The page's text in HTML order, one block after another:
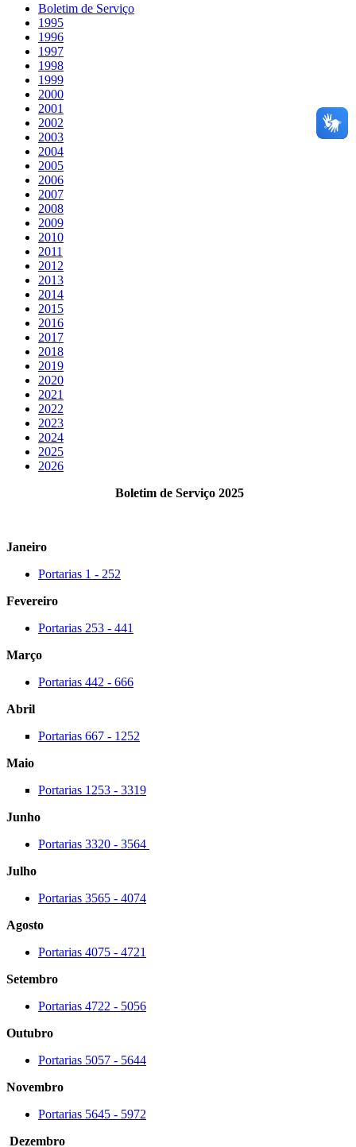
Boletim de Serviço
1995
1996
1997
1998
1999
2000
2001
2002
2003
2004
2005
2006
2007
2008
2009
2010
2011
2012
2013
2014
2015
2016
2017
2018
2019
2020
2021
2022
2023
2024
2025
2026
Boletim de Serviço 2025
Janeiro
Portarias 1 - 252
Fevereiro
Portarias 253 - 441
Março
Portarias 442 - 666
Abril
Portarias 667 - 1252
Maio
Portarias 1253 - 3319
Junho
Portarias 3320 - 3564
Julho
Portarias 3565 - 4074
Agosto
Portarias 4075 - 4721
Setembro
Portarias 4722 - 5056
Outubro
Portarias 5057 - 5644
Novembro
Portarias 5645 - 5972
Dezembro